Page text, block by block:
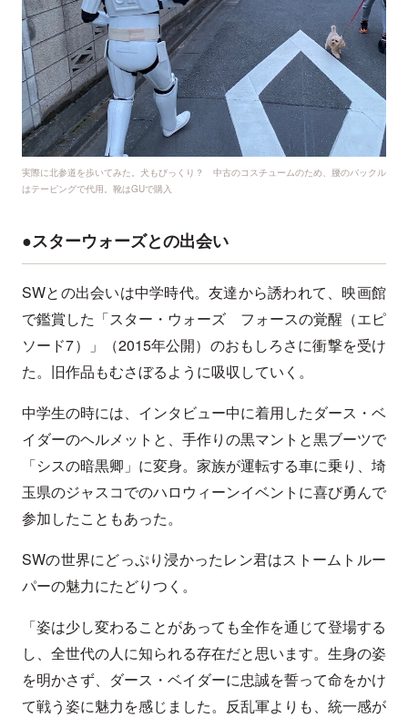
実際に北参道を歩いてみた。犬もびっくり？ 中古のコスチュームのため、腰のバックル
はテーピングで代用。靴はGUで購入
●スターウォーズとの出会い
SWとの出会いは中学時代。友達から誘われて、映画館
で鑑賞した「スター・ウォーズ フォースの覚醒（エピ
ソード7）」（2015年公開）のおもしろさに衝撃を受け
た。旧作品もむさぼるように吸収していく。
中学生の時には、インタビュー中に着用したダース・ベ
イダーのヘルメットと、手作りの黒マントと黒ブーツで
「シスの暗黒卿」に変身。家族が運転する車に乗り、埼
玉県のジャスコでのハロウィーンイベントに喜び勇んで
参加したこともあった。
SWの世界にどっぷり浸かったレン君はストームトルー
パーの魅力にたどりつく。
「姿は少し変わることがあっても全作を通じて登場する
し、全世代の人に知られる存在だと思います。生身の姿
を明かさず、ダース・ベイダーに忠誠を誓って命をかけ
て戦う姿に魅力を感じました。反乱軍よりも、統一感が